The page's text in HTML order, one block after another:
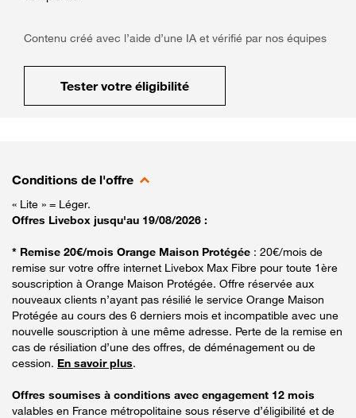
Contenu créé avec l’aide d’une IA et vérifié par nos équipes
Tester votre éligibilité
Conditions de l'offre
« Lite » = Léger.
Offres Livebox jusqu'au 19/08/2026 :
* Remise 20€/mois Orange Maison Protégée : 20€/mois de
remise sur votre offre internet Livebox Max Fibre pour toute 1ère
souscription à Orange Maison Protégée. Offre réservée aux
nouveaux clients n’ayant pas résilié le service Orange Maison
Protégée au cours des 6 derniers mois et incompatible avec une
nouvelle souscription à une même adresse. Perte de la remise en
cas de résiliation d’une des offres, de déménagement ou de
cession. En savoir plus.
Offres soumises à conditions avec engagement 12 mois
valables en France métropolitaine sous réserve d’éligibilité et de